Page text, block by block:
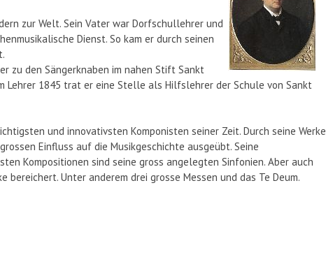
zur Welt. Sein Vater war Dorfschullehrer und
Dienst. So kam er durch seinen
zu den Sängerknaben im nahen Stift Sankt
Lehrer 1845 trat er eine Stelle als Hilfslehrer der Schule von Sankt
und innovativsten Komponisten seiner Zeit. Durch seine Werke
Einfluss auf die Musikgeschichte ausgeübt. Seine
Kompositionen sind seine gross angelegten Sinfonien. Aber auch
bereichert. Unter anderem drei grosse Messen und das Te Deum.